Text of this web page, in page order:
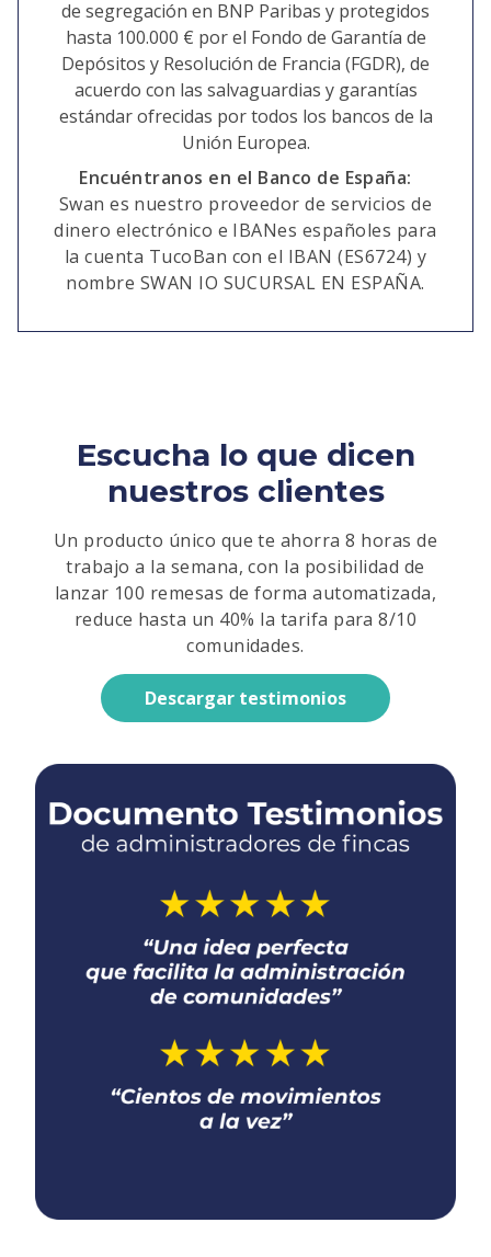
de segregación en BNP Paribas y protegidos
hasta 100.000 € por el Fondo de Garantía de
Depósitos y Resolución de Francia (FGDR), de
acuerdo con las salvaguardias y garantías
estándar ofrecidas por todos los bancos de la
Unión Europea.
Encuéntranos en el Banco de España:
Swan es nuestro proveedor de servicios de
dinero electrónico e IBANes españoles para
la cuenta TucoBan con el IBAN (ES6724) y
nombre SWAN IO SUCURSAL EN ESPAÑA.
Escucha lo que dicen
nuestros clientes
Un producto único que te ahorra 8 horas de
trabajo a la semana, con la posibilidad de
lanzar 100 remesas de forma automatizada,
reduce hasta un 40% la tarifa para 8/10
comunidades.
Descargar testimonios